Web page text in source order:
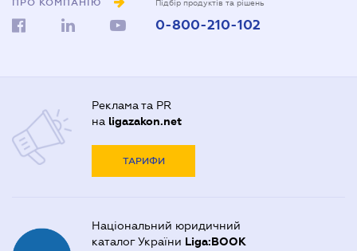
ПРО КОМПАНІЮ Підбір продуктів та рішень
0-800-210-102
Реклама та PR
на ligazakon.net
ТАРИФИ
Національний юридичний
каталог України Liga:BOOK